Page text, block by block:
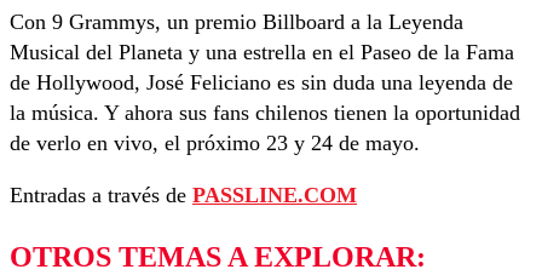
Con 9 Grammys, un premio Billboard a la Leyenda
Musical del Planeta y una estrella en el Paseo de la Fama
de Hollywood, José Feliciano es sin duda una leyenda de
la música. Y ahora sus fans chilenos tienen la oportunidad
de verlo en vivo, el próximo 23 y 24 de mayo.
Entradas a través de PASSLINE.COM
OTROS TEMAS A EXPLORAR: